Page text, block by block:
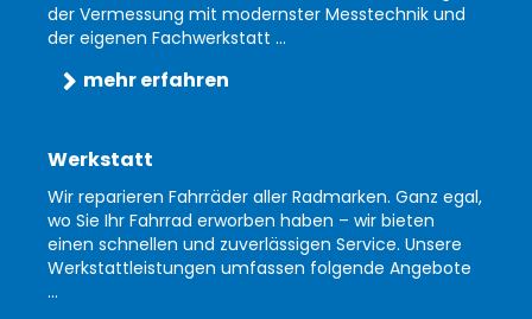
der Vermessung mit modernster Messtechnik und
der eigenen Fachwerkstatt ...
mehr erfahren
Werkstatt
Wir reparieren Fahrräder aller Radmarken. Ganz egal,
wo Sie Ihr Fahrrad erworben haben – wir bieten
einen schnellen und zuverlässigen Service. Unsere
Werkstattleistungen umfassen folgende Angebote
...